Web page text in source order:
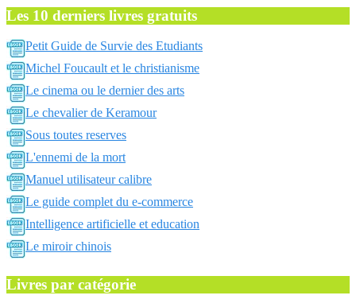
Les 10 derniers livres gratuits
Petit Guide de Survie des Etudiants
Michel Foucault et le christianisme
Le cinema ou le dernier des arts
Le chevalier de Keramour
Sous toutes reserves
L'ennemi de la mort
Manuel utilisateur calibre
Le guide complet du e-commerce
Intelligence artificielle et education
Le miroir chinois
Livres par catégorie